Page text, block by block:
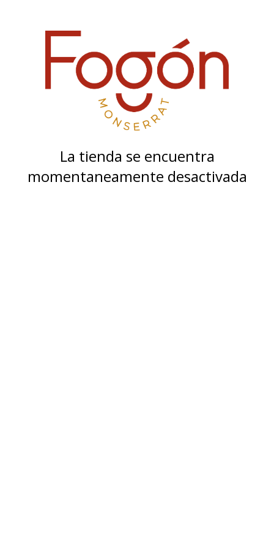
La tienda se encuentra
momentaneamente desactivada